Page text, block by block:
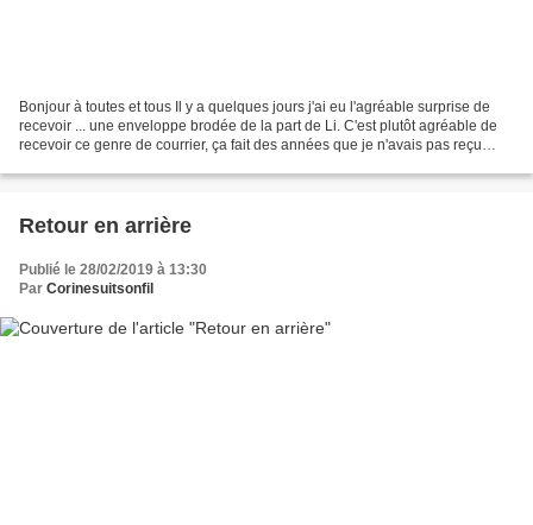
Bonjour à toutes et tous Il y a quelques jours j'ai eu l'agréable surprise de
recevoir ... une enveloppe brodée de la part de Li. C'est plutôt agréable de
recevoir ce genre de courrier, ça fait des années que je n'avais pas reçu
Retour en arrière
Publié le 28/02/2019 à 13:30
Par Corinesuitsonfil